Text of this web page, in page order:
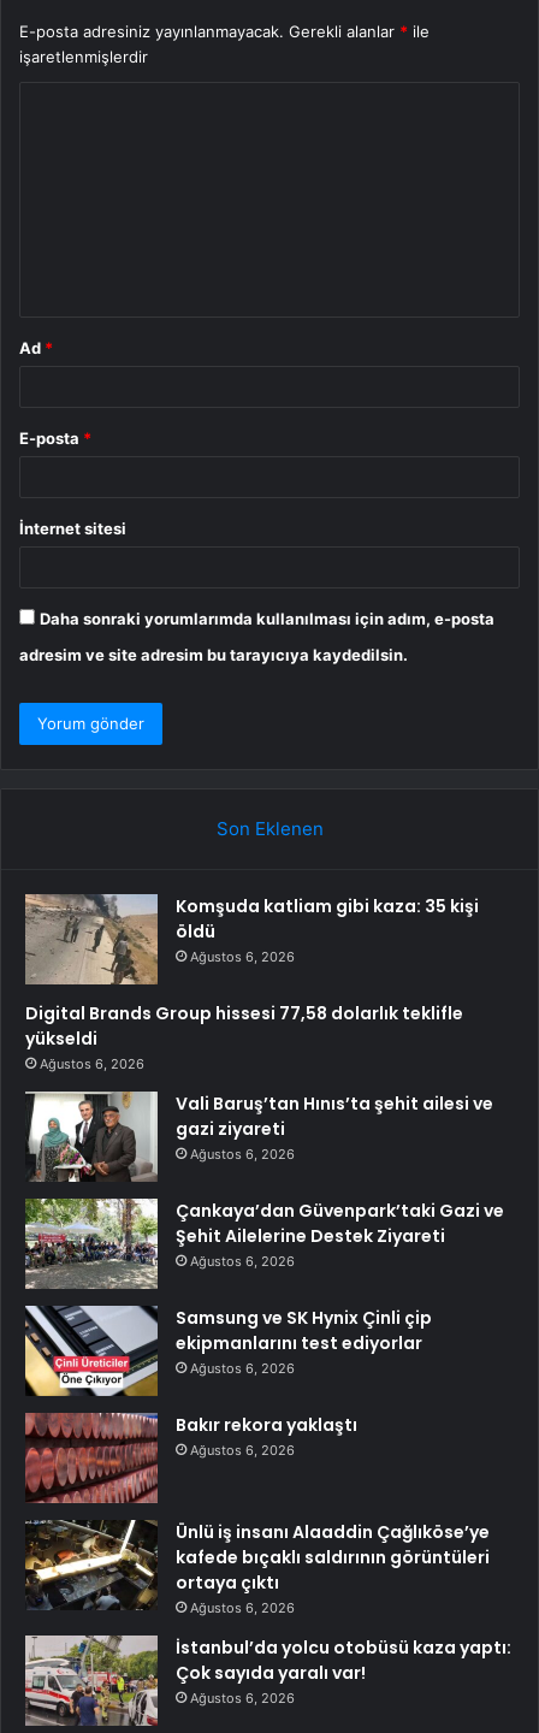
E-posta adresiniz yayınlanmayacak. Gerekli alanlar * ile
işaretlenmişlerdir
Ad *
E-posta *
İnternet sitesi
Daha sonraki yorumlarımda kullanılması için adım, e-posta
adresim ve site adresim bu tarayıcıya kaydedilsin.
Son Eklenen
Komşuda katliam gibi kaza: 35 kişi
öldü
Ağustos 6, 2026
Digital Brands Group hissesi 77,58 dolarlık teklifle
yükseldi
Ağustos 6, 2026
Vali Baruş’tan Hınıs’ta şehit ailesi ve
gazi ziyareti
Ağustos 6, 2026
Çankaya’dan Güvenpark’taki Gazi ve
Şehit Ailelerine Destek Ziyareti
Ağustos 6, 2026
Samsung ve SK Hynix Çinli çip
ekipmanlarını test ediyorlar
Ağustos 6, 2026
Bakır rekora yaklaştı
Ağustos 6, 2026
Ünlü iş insanı Alaaddin Çağlıköse’ye
kafede bıçaklı saldırının görüntüleri
ortaya çıktı
Ağustos 6, 2026
İstanbul’da yolcu otobüsü kaza yaptı:
Çok sayıda yaralı var!
Ağustos 6, 2026